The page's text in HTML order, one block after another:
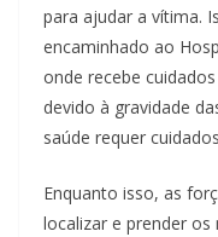
para ajudar a vítima.
encaminhado ao
onde recebe
devido à gravidade
saúde requer
Enquanto isso, as
localizar e prender os